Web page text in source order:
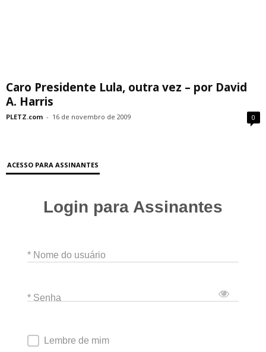
Caro Presidente Lula, outra vez – por David
A. Harris
PLETZ.com - 16 de novembro de 2009 0
ACESSO PARA ASSINANTES
Login para Assinantes
* Nome do usuário
* Senha
Lembre de mim